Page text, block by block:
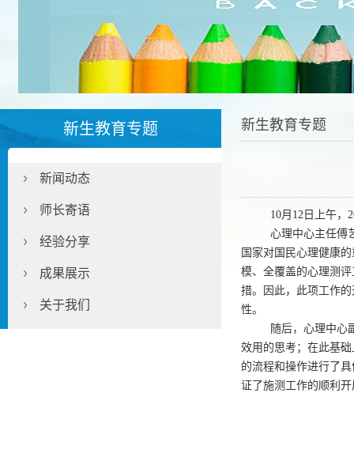
新生教育专题
新闻动态
师长寄语
经验分享
成果展示
关于我们
新生教育专题
10月 12 日上午，
心理中心主任傅
国家对国民心理健康
模、全覆盖的心理测评
措。因此，此项工作的
性。
随后，心理中心
效用的思考；在此基
的流程和操作进行了
证了施测工作的顺利开